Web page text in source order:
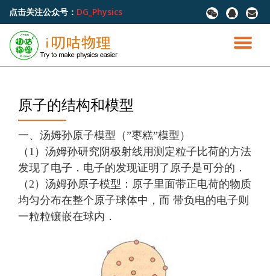
容
点击关注公众号： DG_Physics
fa-
wechat
fa-
qq
fa-
切
原子的结构和模型
一、汤姆孙原子模型（”枣糕”模型）
（1）汤姆孙研究阴极射线用测定粒子比荷的方法
发现了电子．电子的发现证明了原子是可分的．
（2）汤姆孙原子模型：原子里面带正电荷的物质
均匀分布在整个原子球体中，而 带负电的电子则
一粒粒镶嵌在球内．